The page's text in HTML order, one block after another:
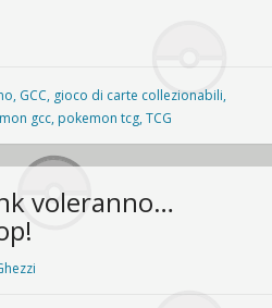
, GCC, gioco di carte collezionabili,
gcc, pokemon tcg,TCG
voleranno…